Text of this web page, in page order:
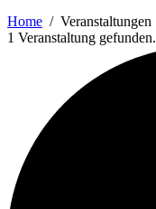
Home
Veranstaltungen
1 Veranstaltung gefunden.